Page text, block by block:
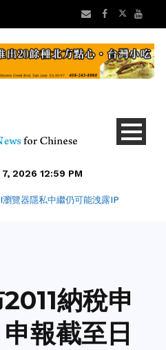
7, 2026 12:59 PM
瀏覽器隱私中繼仍可能洩露IP
納稅申
報截至日